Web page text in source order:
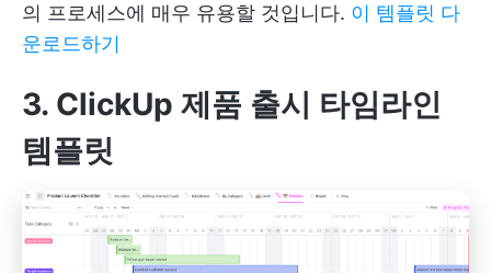
의 프로세스에 매우 유용할 것입니다. 이 템플릿 다
운로드하기
3. ClickUp 제품 출시 타임라인
템플릿